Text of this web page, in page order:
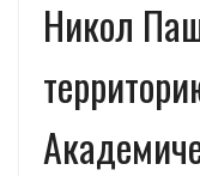
Никол